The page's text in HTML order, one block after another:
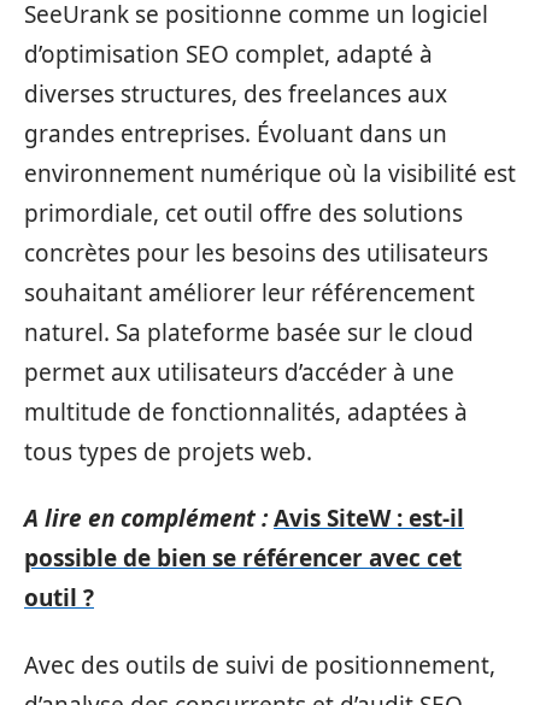
SeeUrank se positionne comme un logiciel
d’optimisation SEO complet, adapté à
diverses structures, des freelances aux
grandes entreprises. Évoluant dans un
environnement numérique où la visibilité est
primordiale, cet outil offre des solutions
concrètes pour les besoins des utilisateurs
souhaitant améliorer leur référencement
naturel. Sa plateforme basée sur le cloud
permet aux utilisateurs d’accéder à une
multitude de fonctionnalités, adaptées à
tous types de projets web.
A lire en complément :Avis SiteW : est-il
possible de bien se référencer avec cet
outil ?
Avec des outils de suivi de positionnement,